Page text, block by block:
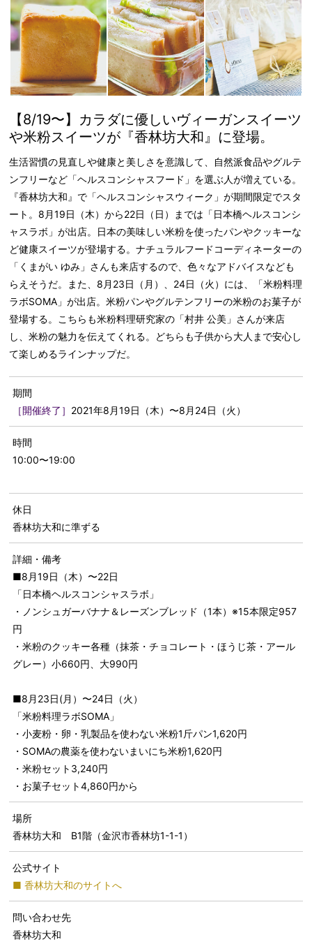
【8/19〜】カラダに優しいヴィーガンスイーツ
や米粉スイーツが『香林坊大和』に登場。
生活習慣の見直しや健康と美しさを意識して、自然派食品やグルテ
ンフリーなど「ヘルスコンシャスフード」を選ぶ人が増えている。
『香林坊大和』で「ヘルスコンシャスウィーク」が期間限定でスタ
ート。8月19日（木）から22日（日）までは「日本橋ヘルスコンシ
ャスラボ」が出店。日本の美味しい米粉を使ったパンやクッキーな
ど健康スイーツが登場する。ナチュラルフードコーディネーターの
「くまがい ゆみ」さんも来店するので、色々なアドバイスなども
らえそうだ。また、8月23日（月）、24日（火）には、「米粉料理
ラボSOMA」が出店。米粉パンやグルテンフリーの米粉のお菓子が
登場する。こちらも米粉料理研究家の「村井 公美」さんが来店
し、米粉の魅力を伝えてくれる。どちらも子供から大人まで安心し
て楽しめるラインナップだ。
期間
［開催終了］ 2021年8月19日（木）〜8月24日（火）
時間
10:00〜19:00
休日
香林坊大和に準ずる
詳細・備考
■8月19日（木）〜22日
「日本橋ヘルスコンシャスラボ」
・ノンシュガーバナナ＆レーズンブレッド（1本）※15本限定957
円
・米粉のクッキー各種（抹茶・チョコレート・ほうじ茶・アール
グレー）小660円、大990円
■8月23日(月）〜24日（火）
「米粉料理ラボSOMA」
・小麦粉・卵・乳製品を使わない米粉1斤パン1,620円
・SOMAの農薬を使わないまいにち米粉1,620円
・米粉セット3,240円
・お菓子セット4,860円から
場所
香林坊大和 B1階（金沢市香林坊1-1-1）
公式サイト
■ 香林坊大和のサイトへ
問い合わせ先
香林坊大和